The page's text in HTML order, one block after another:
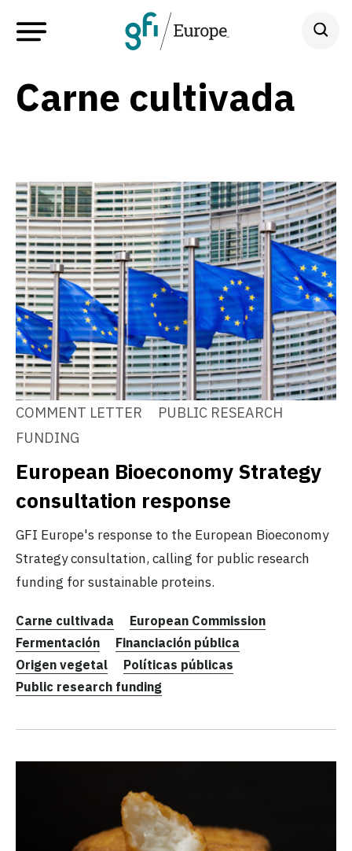
Carne cultivada
COMMENT LETTER
PUBLIC RESEARCH
FUNDING
European Bioeconomy Strategy
consultation response
GFI Europe's response to the European Bioeconomy
Strategy consultation, calling for public research
funding for sustainable proteins.
Carne cultivada
European Commission
Fermentación
Financiación pública
Origen vegetal
Políticas públicas
Public research funding